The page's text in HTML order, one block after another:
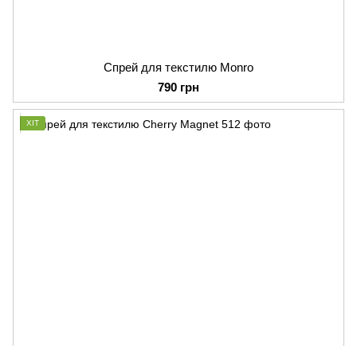
Спрей для текстилю Monro
790 грн
ХІТ